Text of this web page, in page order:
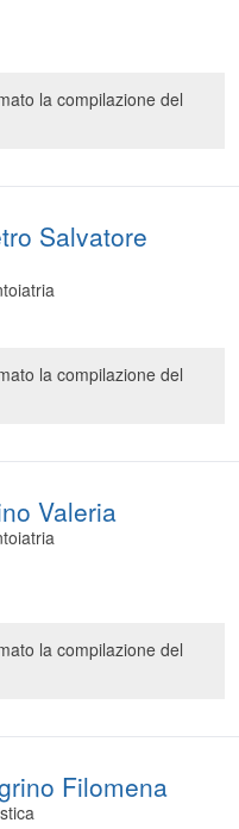
la compilazione del
Salvatore
la compilazione del
Valeria
la compilazione del
Filomena